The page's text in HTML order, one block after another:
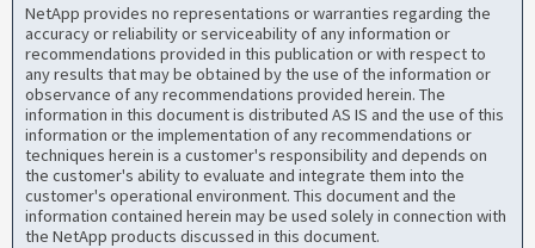
NetApp provides no representations or warranties regarding the
accuracy or reliability or serviceability of any information or
recommendations provided in this publication or with respect to
any results that may be obtained by the use of the information or
observance of any recommendations provided herein. The
information in this document is distributed AS IS and the use of this
information or the implementation of any recommendations or
techniques herein is a customer's responsibility and depends on
the customer's ability to evaluate and integrate them into the
customer's operational environment. This document and the
information contained herein may be used solely in connection with
the NetApp products discussed in this document.